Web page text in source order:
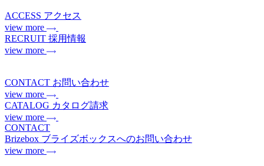
ACCESS アクセス
view more
RECRUIT 採用情報
view more
CONTACT お問い合わせ
view more
CATALOG カタログ請求
view more
CONTACT
Brizebox ブライズボックスへのお問い合わせ
view more